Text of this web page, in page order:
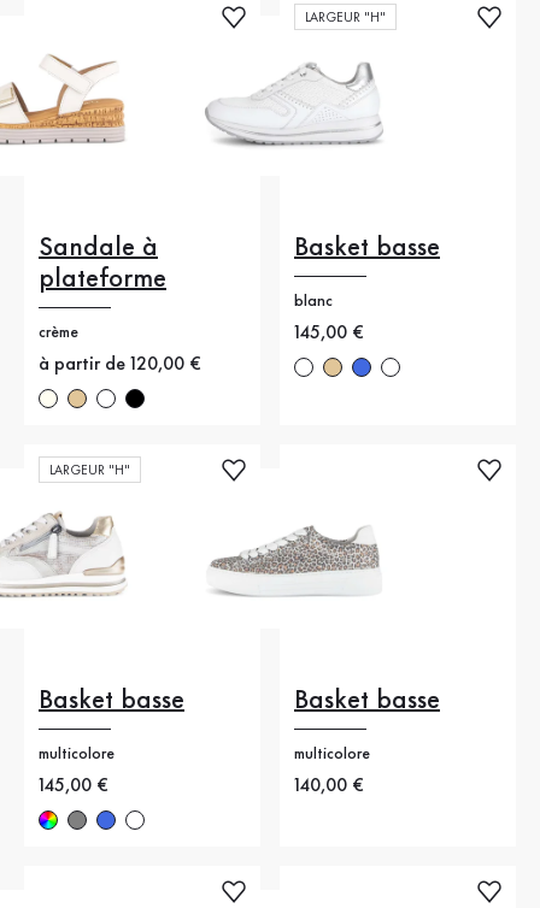
Sandale à
plateforme
crème
Nouveau prix
à partir de 120,00 €
LARGEUR "H"
Basket basse
blanc
Nouveau prix
145,00 €
LARGEUR "H"
Basket basse
multicolore
Nouveau prix
145,00 €
Basket basse
multicolore
Nouveau prix
140,00 €